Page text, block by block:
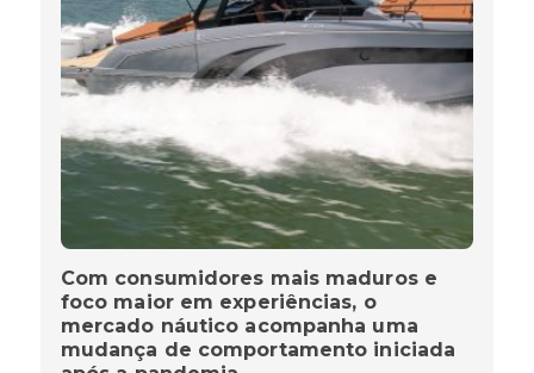
Com consumidores mais maduros e
foco maior em experiências, o
mercado náutico acompanha uma
mudança de comportamento iniciada